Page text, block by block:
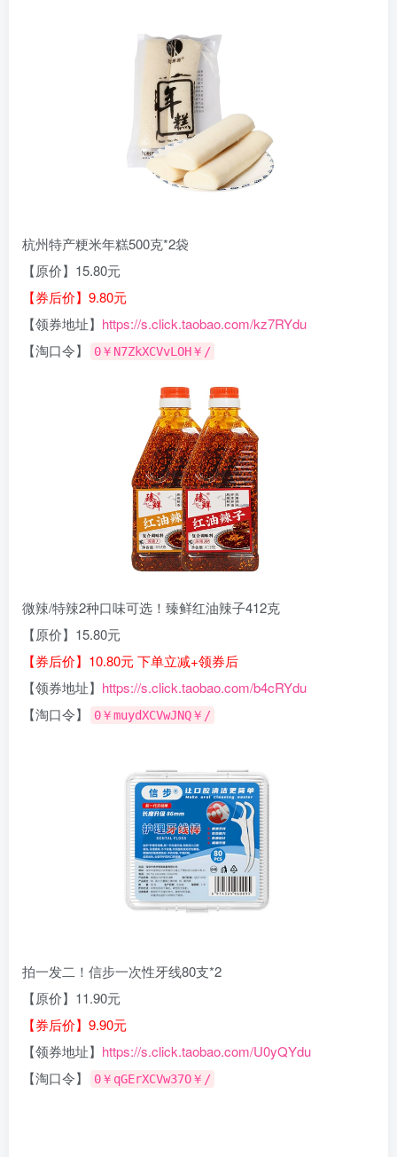
杭州特产粳米年糕500克*2袋
【原价】15.80元
【券后价】9.80元
【领券地址】 https://s.click.taobao.com/kz7RYdu
【淘口令】
0￥N7ZkXCVvLOH￥/
微辣/特辣2种口味可选！臻鲜红油辣子412克
【原价】15.80元
【券后价】10.80元 下单立减+领券后
【领券地址】 https://s.click.taobao.com/b4cRYdu
【淘口令】
0￥muydXCVwJNQ￥/
拍一发二！信步一次性牙线80支*2
【原价】11.90元
【券后价】9.90元
【领券地址】 https://s.click.taobao.com/U0yQYdu
【淘口令】
0￥qGErXCVw37O￥/